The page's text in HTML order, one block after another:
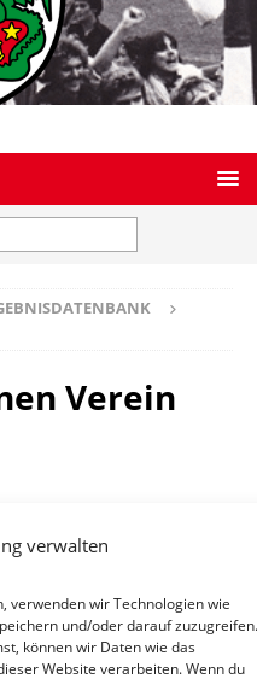
verwalten
verwenden wir Technologien wie
und/oder darauf zuzugreifen.
können wir Daten wie das
Website verarbeiten. Wenn du
Verein
Ergebnis
0:6 Testspiel